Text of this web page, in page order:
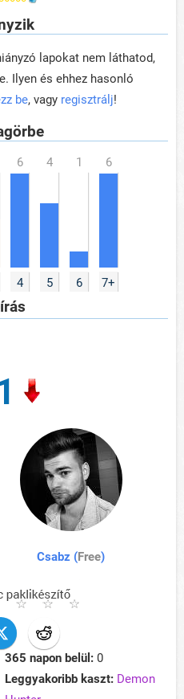
lapokat nem láthatod,
Ilyen és ehhez hasonló
be, vagy regisztrálj!
4 5 6 7+
Csabz (Free)
365 napon belül: 0
Leggyakoribb kaszt: Demon